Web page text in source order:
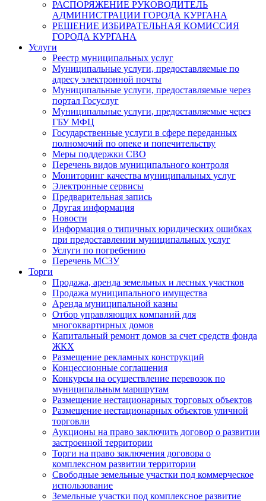
РАСПОРЯЖЕНИЕ РУКОВОДИТЕЛЬ
АДМИНИСТРАЦИИ ГОРОДА КУРГАНА
РЕШЕНИЕ ИЗБИРАТЕЛЬНАЯ КОМИССИЯ
ГОРОДА КУРГАНА
Услуги
Реестр муниципальных услуг
Муниципальные услуги, предоставляемые по
адресу электронной почты
Муниципальные услуги, предоставляемые через
портал Госуслуг
Муниципальные услуги, предоставляемые через
ГБУ МФЦ
Государственные услуги в сфере переданных
полномочий по опеке и попечительству
Меры поддержки СВО
Перечень видов муниципального контроля
Мониторинг качества муниципальных услуг
Электронные сервисы
Предварительная запись
Другая информация
Новости
Информация о типичных юридических ошибках
при предоставлении муниципальных услуг
Услуги по погребению
Перечень МСЗУ
Торги
Продажа, аренда земельных и лесных участков
Продажа муниципального имущества
Аренда муниципальной казны
Отбор управляющих компаний для
многоквартирных домов
Капитальный ремонт домов за счет средств фонда
ЖКХ
Размещение рекламных конструкций
Концессионные соглашения
Конкурсы на осуществление перевозок по
муниципальным маршрутам
Размещение нестационарных торговых объектов
Размещение нестационарных объектов уличной
торговли
Аукционы на право заключить договор о развитии
застроенной территории
Торги на право заключения договора о
комплексном развитии территории
Свободные земельные участки под коммерческое
использование
Земельные участки под комплексное развитие